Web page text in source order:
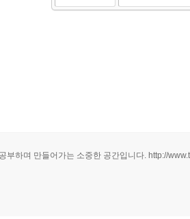
부하며 만들어가는 소중한 공간입니다. http://